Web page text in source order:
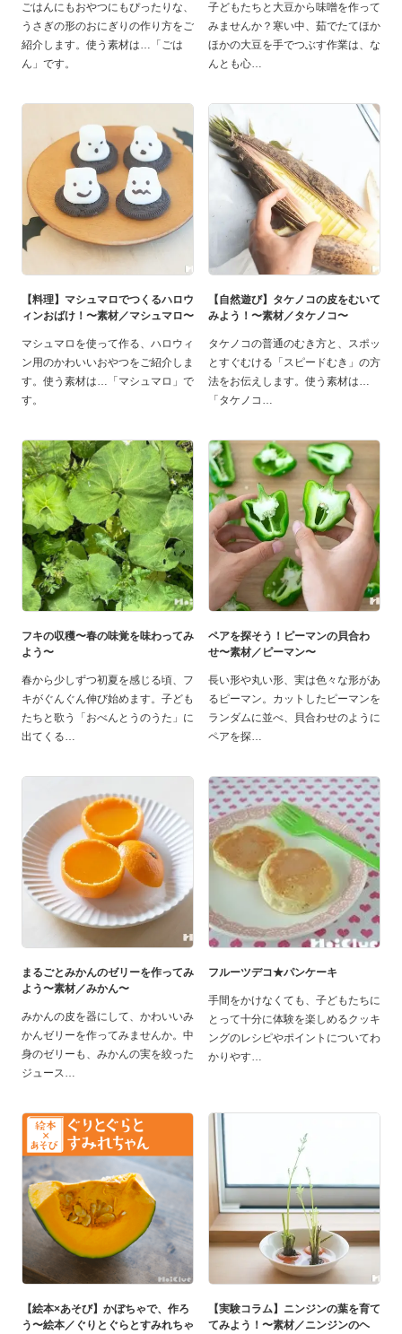
ごはんにもおやつにもぴったりな、
うさぎの形のおにぎりの作り方をご
紹介します。使う素材は…「ごは
ん」です。
子どもたちと大豆から味噌を作って
みませんか？寒い中、茹でたてほか
ほかの大豆を手でつぶす作業は、な
んとも心
【料理】マシュマロでつくるハロウ
ィンおばけ！〜素材／マシュマロ〜
マシュマロを使って作る、ハロウィ
ン用のかわいいおやつをご紹介しま
す。使う素材は…「マシュマロ」で
す。
【自然遊び】タケノコの皮をむいて
みよう！〜素材／タケノコ〜
タケノコの普通のむき方と、スポッ
とすぐむける「スピードむき」の方
法をお伝えします。使う素材は…
「タケノコ
フキの収穫〜春の味覚を味わってみ
よう〜
春から少しずつ初夏を感じる頃、フ
キがぐんぐん伸び始めます。子ども
たちと歌う「おべんとうのうた」に
出てくる
ペアを探そう！ピーマンの貝合わ
せ〜素材／ピーマン〜
長い形や丸い形、実は色々な形があ
るピーマン。カットしたピーマンを
ランダムに並べ、貝合わせのように
ペアを探
まるごとみかんのゼリーを作ってみ
よう〜素材／みかん〜
みかんの皮を器にして、かわいいみ
かんゼリーを作ってみませんか。中
身のゼリーも、みかんの実を絞った
ジュース
フルーツデコ★パンケーキ
手間をかけなくても、子どもたちに
とって十分に体験を楽しめるクッキ
ングのレシピやポイントについてわ
かりやす
【絵本×あそび】かぼちゃで、作ろ
う〜絵本／ぐりとぐらとすみれちゃ
【実験コラム】ニンジンの葉を育て
てみよう！〜素材／ニンジンのヘ